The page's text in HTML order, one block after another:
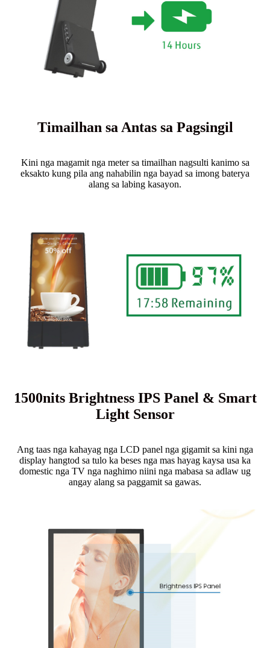
Timailhan sa Antas sa Pagsingil
Kini nga magamit nga meter sa timailhan nagsulti kanimo sa
eksakto kung pila ang nahabilin nga bayad sa imong baterya
alang sa labing kasayon.
1500nits Brightness IPS Panel & Smart
Light Sensor
Ang taas nga kahayag nga LCD panel nga gigamit sa kini nga
display hangtod sa tulo ka beses nga mas hayag kaysa usa ka
domestic nga TV nga naghimo niini nga mabasa sa adlaw ug
angay alang sa paggamit sa gawas.